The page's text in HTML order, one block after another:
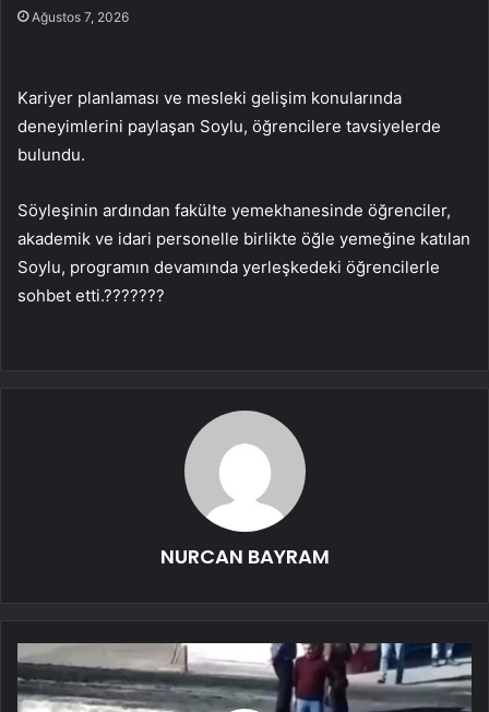
Ağustos 7, 2026
Kariyer planlaması ve mesleki gelişim konularında
deneyimlerini paylaşan Soylu, öğrencilere tavsiyelerde
bulundu.
Söyleşinin ardından fakülte yemekhanesinde öğrenciler,
akademik ve idari personelle birlikte öğle yemeğine katılan
Soylu, programın devamında yerleşkedeki öğrencilerle
sohbet etti.???????
NURCAN BAYRAM